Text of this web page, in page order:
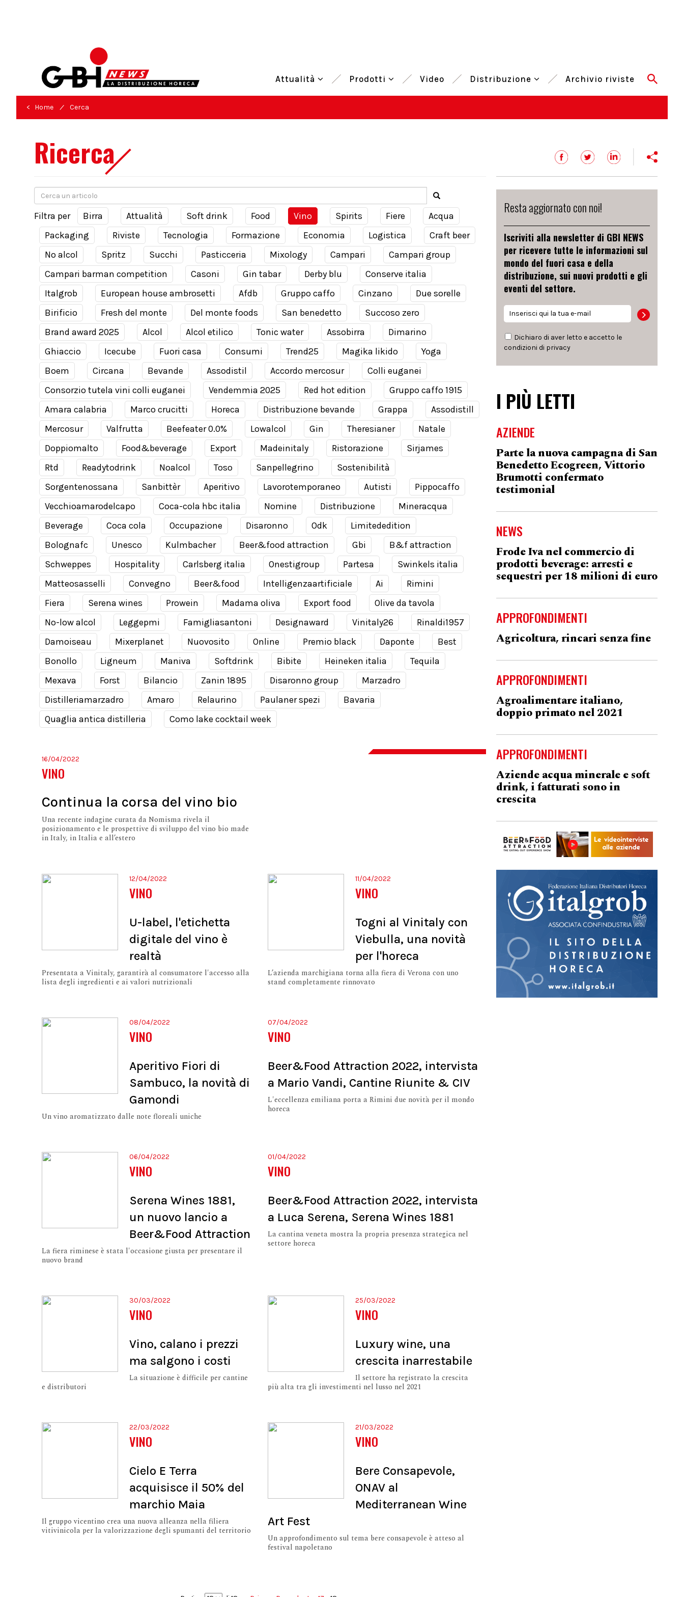
Attualità Prodotti Video Distribuzione Archivio riviste
< Home / Cerca
Ricerca
Filtra per Birra Attualità Soft drink Food Vino Spirits Fiere
Acqua
Packaging
Riviste Tecnologia Formazione Economia Logistica
Craft beer
No alcol
Spritz Succhi Pasticceria Mixology Campari
Campari group
Campari barman competition
Casoni Gin tabar Derby blu
Conserve italia
Italgrob
European house ambrosetti Afdb Gruppo caffo Cinzano
Due sorelle
Birificio
Fresh del monte Del monte foods San benedetto
Succoso zero
Brand award 2025
Alcol Alcol etilico Tonic water Assobirra
Dimarino
Ghiaccio
Icecube Fuori casa Consumi Trend25 Magika likido
Yoga
Boem
Circana Bevande Assodistil Accordo mercosur
Colli euganei
Consorzio tutela vini colli euganei
Vendemmia 2025 Red hot edition
Gruppo caffo 1915
Amara calabria
Marco crucitti Horeca Distribuzione bevande Grappa
Assodistill
Mercosur
Valfrutta Beefeater 0.0% Lowalcol Gin Theresianer
Natale
Doppiomalto
Food&beverage Export Madeinitaly Ristorazione
Sirjames
Rtd
Readytodrink Noalcol Toso Sanpellegrino
Sostenibilità
Sorgentenossana
Sanbittèr Aperitivo Lavorotemporaneo Autisti
Pippocaffo
Vecchioamarodelcapo
Coca-cola hbc italia Nomine Distribuzione
Mineracqua
Beverage
Coca cola Occupazione Disaronno Odk
Limitededition
Bolognafc
Unesco Kulmbacher Beer&food attraction Gbi
B&f attraction
Schweppes
Hospitality Carlsberg italia Onestigroup Partesa
Swinkels italia
Matteosasselli
Convegno Beer&food Intelligenzaartificiale Ai
Rimini
Fiera
Serena wines Prowein Madama oliva Export food
Olive da tavola
No-low alcol
Leggepmi Famigliasantoni Designaward Vinitaly26
Rinaldi1957
Damoiseau
Mixerplanet Nuovosito Online Premio black Daponte
Best
Bonollo
Ligneum Maniva Softdrink Bibite Heineken italia
Tequila
Mexava
Forst Bilancio Zanin 1895 Disaronno group
Marzadro
Distilleriamarzadro
Amaro Relaurino Paulaner spezi
Bavaria
Quaglia antica distilleria
Como lake cocktail week
16/04/2022
VINO
Continua la corsa del vino bio
Una recente indagine curata da Nomisma rivela il
posizionamento e le prospettive di sviluppo del vino bio made
in Italy, in Italia e all’estero
12/04/2022
VINO
U-label, l'etichetta
digitale del vino è
realtà
Presentata a Vinitaly, garantirà al consumatore l'accesso alla
lista degli ingredienti e ai valori nutrizionali
11/04/2022
VINO
Togni al Vinitaly con
Viebulla, una novità
per l'horeca
L’azienda marchigiana torna alla fiera di Verona con uno
stand completamente rinnovato
08/04/2022
VINO
Aperitivo Fiori di
Sambuco, la novità di
Gamondi
Un vino aromatizzato dalle note floreali uniche
07/04/2022
VINO
Beer&Food Attraction 2022, intervista
a Mario Vandi, Cantine Riunite & CIV
L'eccellenza emiliana porta a Rimini due novità per il mondo
horeca
06/04/2022
VINO
Serena Wines 1881,
un nuovo lancio a
Beer&Food Attraction
La fiera riminese è stata l'occasione giusta per presentare il
nuovo brand
01/04/2022
VINO
Beer&Food Attraction 2022, intervista
a Luca Serena, Serena Wines 1881
La cantina veneta mostra la propria presenza strategica nel
settore horeca
30/03/2022
VINO
Vino, calano i prezzi
ma salgono i costi
La situazione è difficile per cantine
e distributori
25/03/2022
VINO
Luxury wine, una
crescita inarrestabile
Il settore ha registrato la crescita
più alta tra gli investimenti nel lusso nel 2021
22/03/2022
VINO
Cielo E Terra
acquisisce il 50% del
marchio Maia
Il gruppo vicentino crea una nuova alleanza nella filiera
vitivinicola per la valorizzazione degli spumanti del territorio
21/03/2022
VINO
Bere Consapevole,
ONAV al
Mediterranean Wine
Art Fest
Un approfondimento sul tema bere consapevole è atteso al
festival napoletano
Resta aggiornato con noi!
Iscriviti alla newsletter di GBI NEWS
per ricevere tutte le informazioni sul
mondo del fuori casa e della
distribuzione, sui nuovi prodotti e gli
eventi del settore.
Dichiaro di aver letto e accetto le
condizioni di privacy
I PIÙ LETTI
AZIENDE
Parte la nuova campagna di San
Benedetto Ecogreen, Vittorio
Brumotti confermato
testimonial
NEWS
Frode Iva nel commercio di
prodotti beverage: arresti e
sequestri per 18 milioni di euro
APPROFONDIMENTI
Agricoltura, rincari senza fine
APPROFONDIMENTI
Agroalimentare italiano,
doppio primato nel 2021
APPROFONDIMENTI
Aziende acqua minerale e soft
drink, i fatturati sono in
crescita